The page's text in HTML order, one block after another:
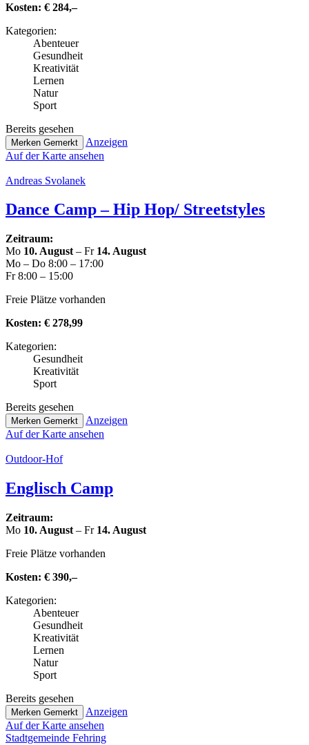
Kosten: € 284,–
Kate­go­rien:
Abenteuer
Gesund­heit
Krea­ti­vi­tät
Lernen
Natur
Sport
Bereits gesehen
Merken Gemerkt
Anzeigen
Auf der Karte ansehen
Andreas Svolanek
Dance Camp – Hip Hop/ Streetstyles
Zeitraum:
Mo 10. August – Fr 14. August
Mo – Do 8:00 – 17:00
Fr 8:00 – 15:00
Freie Plätze vorhanden
Kosten: € 278,99
Kate­go­rien:
Gesund­heit
Krea­ti­vi­tät
Sport
Bereits gesehen
Merken Gemerkt
Anzeigen
Auf der Karte ansehen
Outdoor-Hof
Englisch Camp
Zeitraum:
Mo 10. August – Fr 14. August
Freie Plätze vorhanden
Kosten: € 390,–
Kate­go­rien:
Abenteuer
Gesund­heit
Krea­ti­vi­tät
Lernen
Natur
Sport
Bereits gesehen
Merken Gemerkt
Anzeigen
Auf der Karte ansehen
Stadt­ge­mein­de Fehring